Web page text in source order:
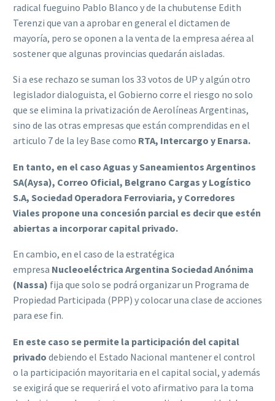
radical fueguino Pablo Blanco y de la chubutense Edith
Terenzi que van a aprobar en general el dictamen de
mayoría, pero se oponen a la venta de la empresa aérea al
sostener que algunas provincias quedarán aisladas.
Si a ese rechazo se suman los 33 votos de UP y algún otro
legislador dialoguista, el Gobierno corre el riesgo no solo
que se elimina la privatización de Aerolíneas Argentinas,
sino de las otras empresas que están comprendidas en el
articulo 7 de la ley Base como RTA, Intercargo y Enarsa.
En tanto, en el caso Aguas y Saneamientos Argentinos
SA(Aysa), Correo Oficial, Belgrano Cargas y Logístico
S.A, Sociedad Operadora Ferroviaria, y Corredores
Viales propone una concesión parcial es decir que estén
abiertas a incorporar capital privado.
En cambio, en el caso de la estratégica
empresa Nucleoeléctrica Argentina Sociedad Anónima
(Nassa) fija que solo se podrá organizar un Programa de
Propiedad Participada (PPP) y colocar una clase de acciones
para ese fin.
En este caso se permite la participación del capital
privado debiendo el Estado Nacional mantener el control
o la participación mayoritaria en el capital social, y además
se exigirá que se requerirá el voto afirmativo para la toma